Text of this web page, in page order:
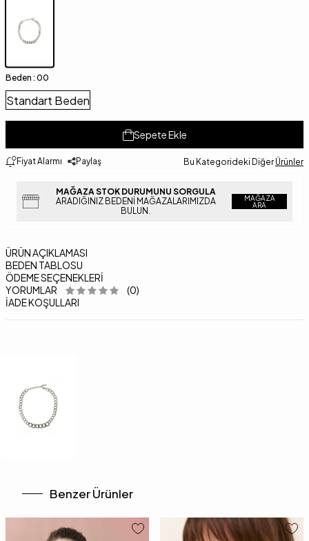
Beden : 00
Standart Beden
Sepete Ekle
Fiyat Alarmı Paylaş Bu Kategorideki Diğer Ürünler
MAĞAZA STOK DURUMUNU SORGULA
ARADIĞINIZ BEDENI MAĞAZALARIMIZDA
BULUN.
MAĞAZA
ARA
ÜRÜN AÇIKLAMASI
BEDEN TABLOSU
ÖDEME SEÇENEKLERI
YORUMLAR
(0)
İADE KOŞULLARI
Benzer Ürünler